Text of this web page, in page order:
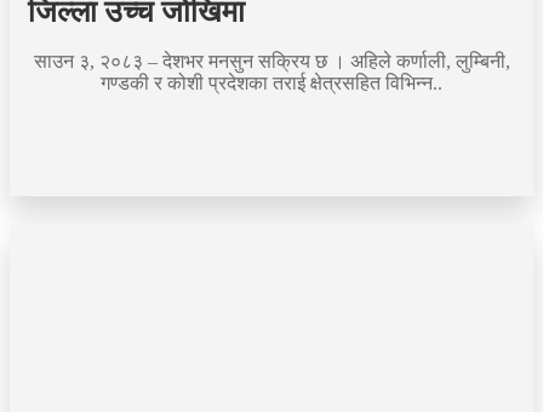
जिल्ला उच्च जोखिमा
साउन ३, २०८३ – देशभर मनसुन सक्रिय छ । अहिले कर्णाली, लुम्बिनी,
गण्डकी र कोशी प्रदेशका तराई क्षेत्रसहित विभिन्न..